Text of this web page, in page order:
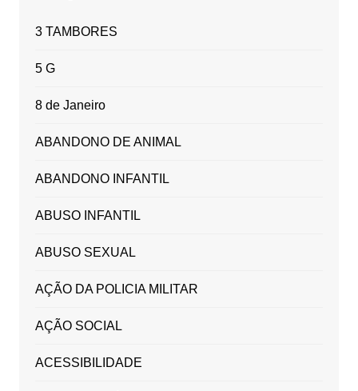
3 TAMBORES
5 G
8 de Janeiro
ABANDONO DE ANIMAL
ABANDONO INFANTIL
ABUSO INFANTIL
ABUSO SEXUAL
AÇÃO DA POLICIA MILITAR
AÇÃO SOCIAL
ACESSIBILIDADE